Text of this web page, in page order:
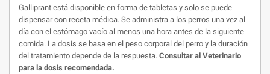
Galliprant está disponible en forma de tabletas y solo se puede
dispensar con receta médica. Se administra a los perros una vez al
día con el estómago vacío al menos una hora antes de la siguiente
comida. La dosis se basa en el peso corporal del perro y la duración
del tratamiento depende de la respuesta. Consultar al Veterinario
para la dosis recomendada.